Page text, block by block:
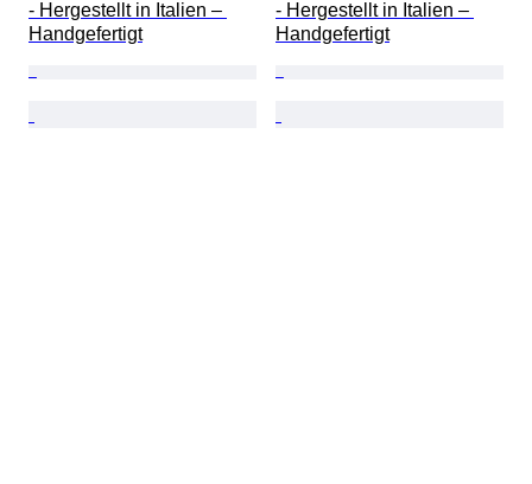
- Hergestellt in Italien –
Handgefertigt
- Hergestellt in Italien –
Handgefertigt